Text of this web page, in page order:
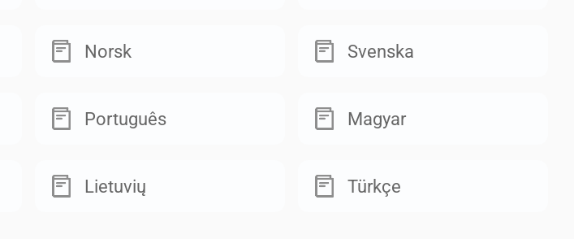
Norsk Svenska
Português Magyar
Lietuvių Türkçe